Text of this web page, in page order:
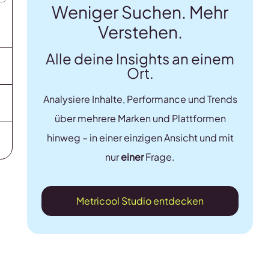
Weniger Suchen. Mehr
Verstehen.
Alle deine Insights an einem
Ort.
Analysiere Inhalte, Performance und Trends
über mehrere Marken und Plattformen
hinweg – in einer einzigen Ansicht und mit
nureinerFrage.
Metricool Studio entdecken